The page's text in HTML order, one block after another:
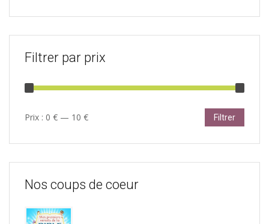
Filtrer par prix
Prix
Prix
Filtrer
Prix : 0 € — 10 €
Nos coups de coeur